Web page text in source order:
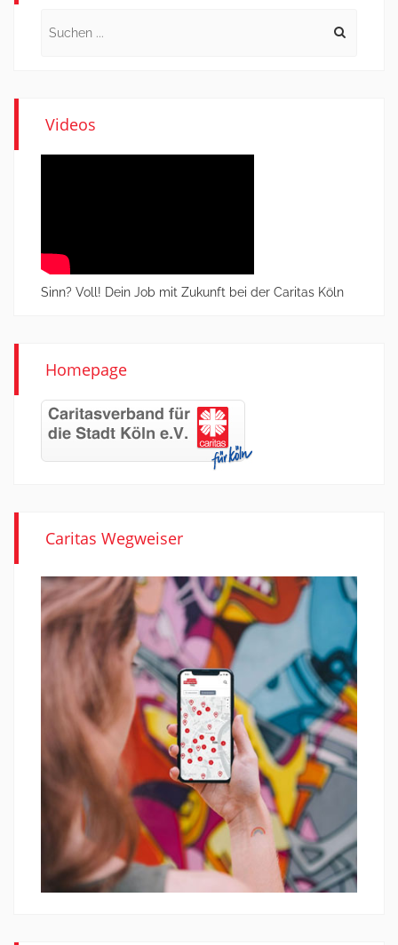
Videos
Sinn? Voll! Dein Job mit Zukunft bei der Caritas Köln
Homepage
Caritas Wegweiser